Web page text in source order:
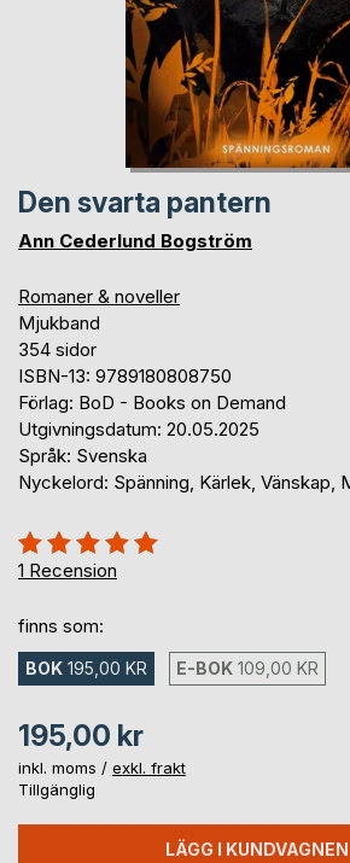
Den svarta pantern
Ann Cederlund Bogström
Romaner & noveller
Mjukband
354 sidor
ISBN-13: 9789180808750
Förlag: BoD - Books on Demand
Utgivningsdatum: 20.05.2025
Språk: Svenska
Nyckelord: Spänning, Kärlek, Vänskap,
Betyg::
100%
1 Recension
finns som:
BOK 195,00 KR E-BOK 109,00 KR
195,00 kr
inkl. moms / exkl. frakt
Tillgänglig
LÄGG I KUNDVAGNEN